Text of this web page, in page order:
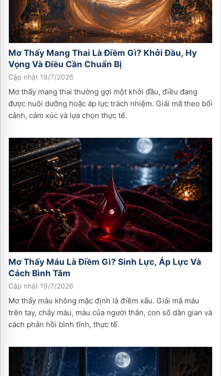
Mơ Thấy Mang Thai Là Điềm Gì? Khởi Đầu, Hy
Vọng Và Điều Cần Chuẩn Bị
Cập nhật 18/7/2026
Mơ thấy mang thai thường gợi một khởi đầu, điều đang
được nuôi dưỡng hoặc áp lực trách nhiệm. Giải mã theo bối
cảnh, cảm xúc và lựa chọn thực tế.
Mơ Thấy Máu Là Điềm Gì? Sinh Lực, Áp Lực Và
Cách Bình Tâm
Cập nhật 19/7/2026
Mơ thấy máu không mặc định là điềm xấu. Giải mã máu
trên tay, chảy máu, máu của người thân, con số dân gian và
cách phản hồi bình tĩnh, thực tế.